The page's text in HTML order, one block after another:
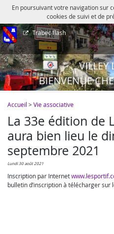
En poursuivant votre navigation sur
cookies de suivi et de
Trabec flash
VILLEY
BIENVENUE
Accueil >Vie associative
La 33e édition de
aura bien lieu le
septembre 2021
lundi 30 août 2021
Inscription par Internet
bulletin d’inscription à télécharger sur